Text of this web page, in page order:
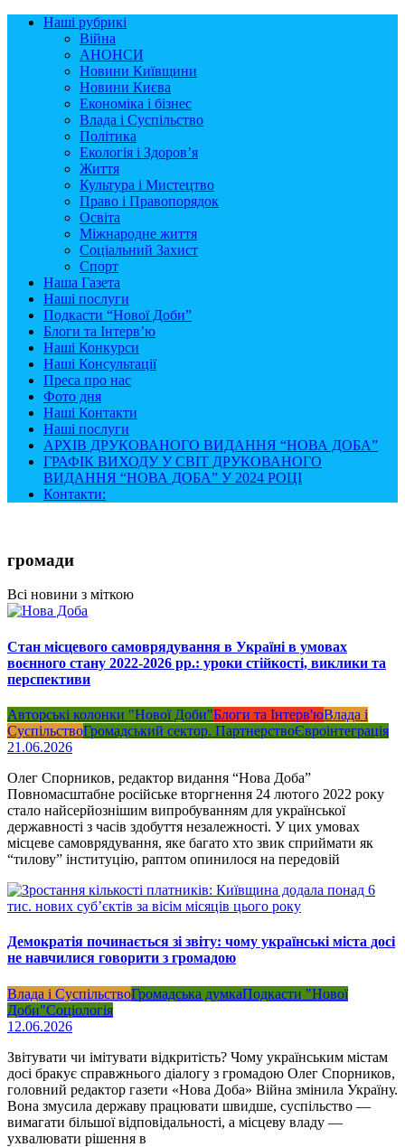
Наші рубрикі
Війна
АНОНСИ
Новини Київщини
Новини Києва
Економіка і бізнес
Влада і Суспільство
Політика
Екологія і Здоров’я
Життя
Культура і Мистецтво
Право і Правопорядок
Освіта
Міжнародне життя
Соціальний Захист
Спорт
Наша Газета
Наші послуги
Подкасти “Нової Доби”
Блоги та Інтерв’ю
Наші Конкурси
Наші Консультації
Преса про нас
Фото дня
Наші Контакти
Наші послуги
АРХІВ ДРУКОВАНОГО ВИДАННЯ “НОВА ДОБА”
ГРАФІК ВИХОДУ У СВІТ ДРУКОВАНОГО
ВИДАННЯ “НОВА ДОБА” У 2024 РОЦІ
Контакти:
громади
Всі новини з міткою
Стан місцевого самоврядування в Україні в умовах
воєнного стану 2022-2026 рр.: уроки стійкості, виклики та
перспективи
Авторські колонки "Нової Доби"Блоги та Інтерв'юВлада і
СуспільствоГромадський сектор. ПартнерствоЄвроінтеграція
21.06.2026
Олег Спорников, редактор видання “Нова Доба”
Повномасштабне російське вторгнення 24 лютого 2022 року
стало найсерйознішим випробуванням для української
державності з часів здобуття незалежності. У цих умовах
місцеве самоврядування, яке багато хто звик сприймати як
“тилову” інституцію, раптом опинилося на передовій
Демократія починається зі звіту: чому українські міста досі
не навчилися говорити з громадою
Влада і СуспільствоГромадська думкаПодкасти "Нової
Доби"Соціологія
12.06.2026
Звітувати чи імітувати відкритість? Чому українським містам
досі бракує справжнього діалогу з громадою Олег Спорников,
головний редактор газети «Нова Доба» Війна змінила Україну.
Вона змусила державу працювати швидше, суспільство —
вимагати більшої відповідальності, а місцеву владу —
ухвалювати рішення в